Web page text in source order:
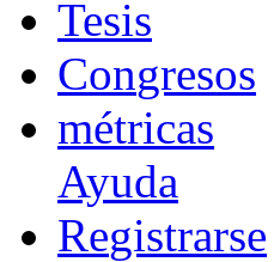
Tesis
Congresos
métricas
Ayuda
Registrarse